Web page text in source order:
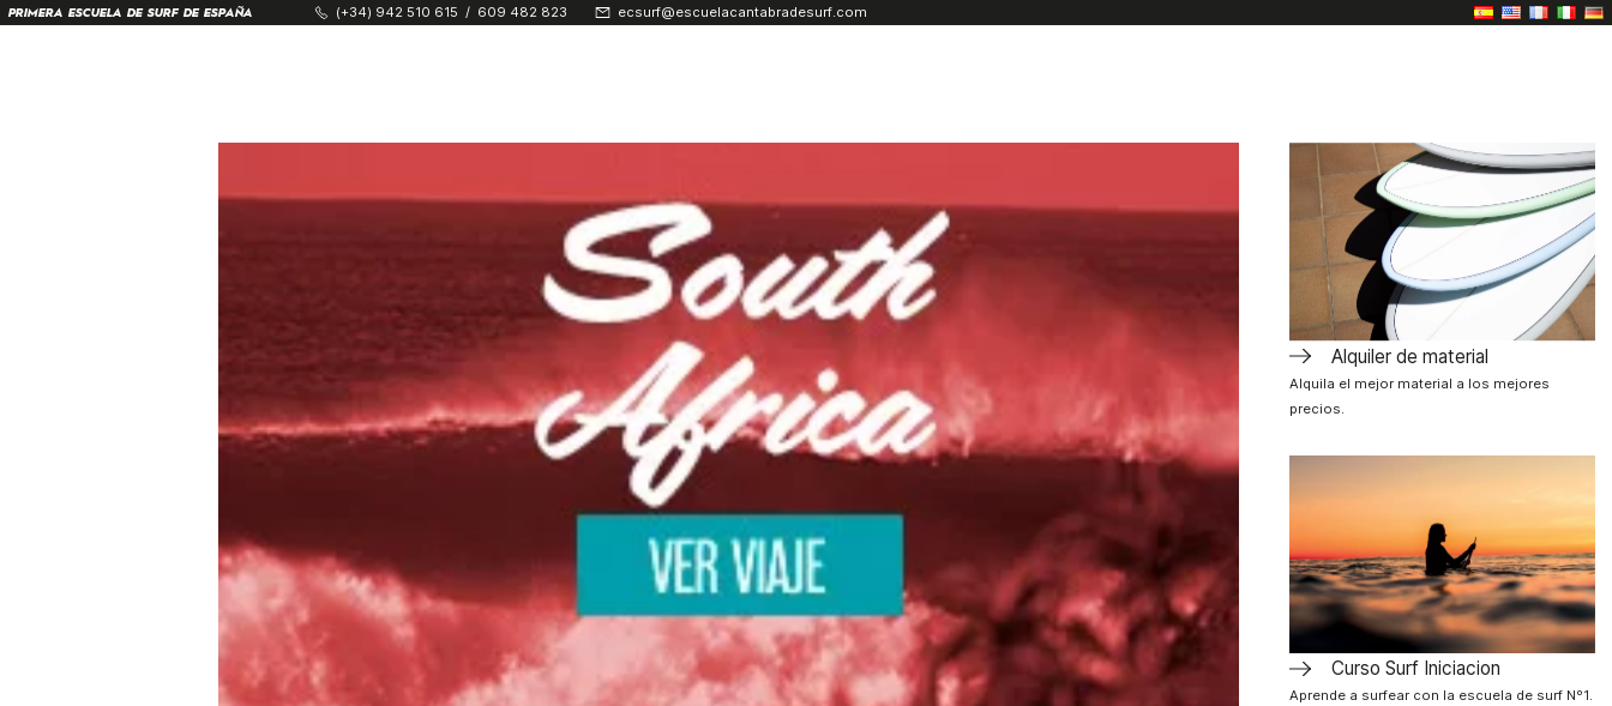
PRIMERA ESCUELA DE SURF DE ESPAÑA (+34) 942 510 615 / 609 482 823 ecsurf@escuelacantabradesurf.com
Alquiler de material
Alquila el mejor material a los mejores
precios.
Curso Surf Iniciacion
Aprende a surfear con la escuela de surf Nº1.